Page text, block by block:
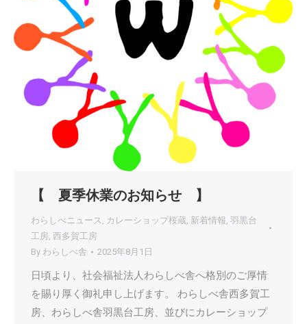
【 夏季休業のお知らせ 】
わらしべニュース , カレーショップ桜蔵, 新着情報, 羽黒台
工房, 西多賀工房
By わらしべ舎 2025年8月1日
日頃より、社会福祉法人わらしべ舎へ格別のご厚情
を賜り厚く御礼申し上げます。 わらしべ舎西多賀工
房、わらしべ舎羽黒台工房、並びにカレーショップ